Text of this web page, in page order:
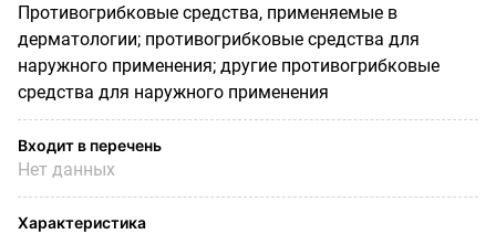
Противогрибковые средства, применяемые в
дерматологии; противогрибковые средства для
наружного применения; другие противогрибковые
средства для наружного применения
Входит в перечень
Нет данных
Характеристика